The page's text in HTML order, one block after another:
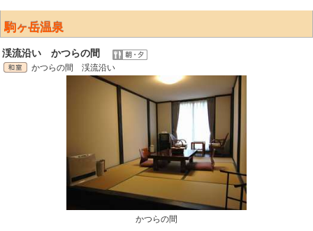
駒ヶ岳温泉
渓流沿い かつらの間
かつらの間 渓流沿い
かつらの間